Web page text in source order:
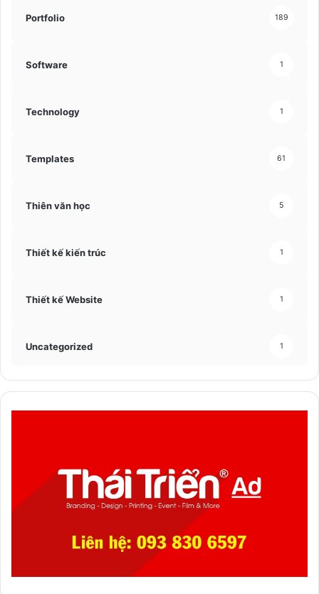
Portfolio 189
Software 1
Technology 1
Templates 61
Thiên văn học 5
Thiết kế kiến trúc 1
Thiết kế Website 1
Uncategorized 1